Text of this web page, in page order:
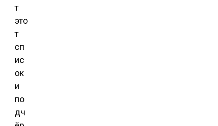
т
это
т
сп
ис
ок
и
по
дч